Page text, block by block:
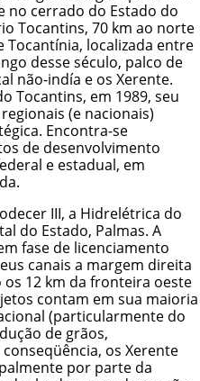
no cerrado do Estado do
Tocantins, 70 km ao norte
Tocantínia, localizada entre
desse século, palco de
não-indía e os Xerente.
Tocantins, em 1989, seu
(e nacionais)
Encontra-se
de desenvolvimento
e estadual, em
III, a Hidrelétrica do
do Estado, Palmas. A
fase de licenciamento
canais a margem direita
12 km da fronteira oeste
contam em sua maioria
(particularmente do
de grãos,
os Xerente
por parte da